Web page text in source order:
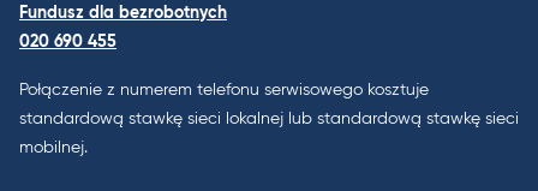
Fundusz dla bezrobotnych
020 690 455
Połączenie z numerem telefonu serwisowego kosztuje
standardową stawkę sieci lokalnej lub standardową stawkę sieci
mobilnej.